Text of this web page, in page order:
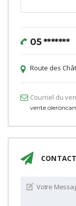
05 *******
Route des
Courriel du